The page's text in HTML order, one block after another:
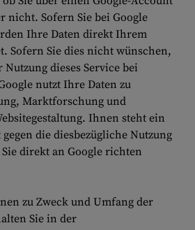
nicht. Sofern Sie bei Google
Ihre Daten direkt Ihrem
Sofern Sie dies nicht wünschen,
Nutzung dieses Service bei
nutzt Ihre Daten zu
Marktforschung und
Ihnen steht ein
die diesbezügliche Nutzung
direkt an Google richten
zu Zweck und Umfang der
Sie in der